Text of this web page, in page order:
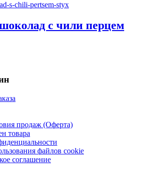
с чили перцем
продаж (Оферта)
товара
файлов cookie
соглашение